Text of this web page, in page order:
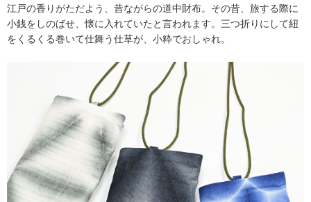
江戸の香りがただよう、昔ながらの道中財布。その昔、旅する際に
小銭をしのばせ、懐に入れていたと言われます。三つ折りにして紐
をくるくる巻いて仕舞う仕草が、小粋でおしゃれ。